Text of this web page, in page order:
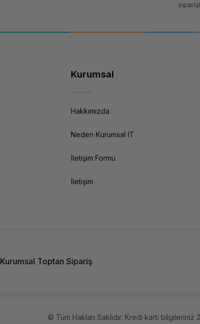
Kurumsal
Hakkımızda
Neden Kurumsal IT
İletişim Formu
İletişim
Kurumsal Toptan Sipariş
© Tüm Hakları Saklıdır. Kredi kartı